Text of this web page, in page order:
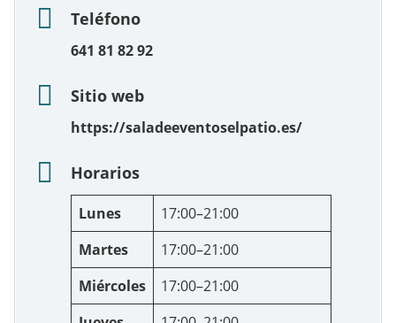
Teléfono
641 81 82 92
Sitio web
https://saladeeventoselpatio.es/
Horarios
Lunes
17:00–21:00
Martes
17:00–21:00
Miércoles
17:00–21:00